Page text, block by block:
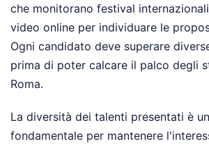
che monitorano festival
video online per individuare le
Ogni candidato deve superare
prima di poter calcare il palco degli
Roma.
La diversità dei talenti presentati è
fondamentale per mantenere